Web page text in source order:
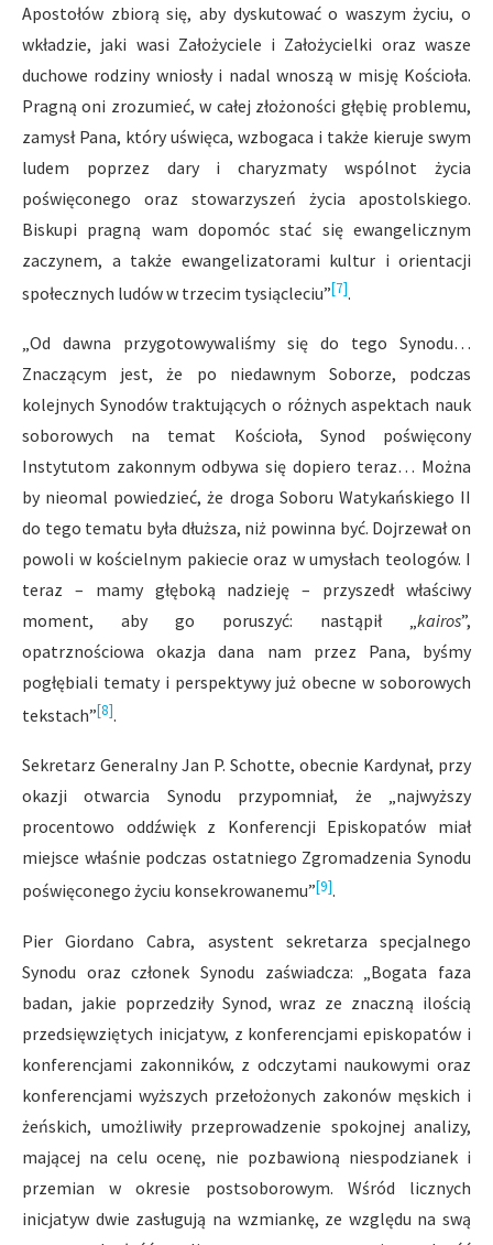
Apostołów zbiorą się, aby dyskutować o waszym życiu, o
wkładzie, jaki wasi Założyciele i Założycielki oraz wasze
duchowe rodziny wniosły i nadal wnoszą w misję Kościoła.
Pragną oni zrozumieć, w całej złożoności głębię problemu,
zamysł Pana, który uświęca, wzbogaca i także kieruje swym
ludem poprzez dary i charyzmaty wspólnot życia
poświęconego oraz stowarzyszeń życia apostolskiego.
Biskupi pragną wam dopomóc stać się ewangelicznym
zaczynem, a także ewangelizatorami kultur i orientacji
społecznych ludów w trzecim tysiącleciu”[7].
„Od dawna przygotowywaliśmy się do tego Synodu…
Znaczącym jest, że po niedawnym Soborze, podczas
kolejnych Synodów traktujących o różnych aspektach nauk
soborowych na temat Kościoła, Synod poświęcony
Instytutom zakonnym odbywa się dopiero teraz… Można
by nieomal powiedzieć, że droga Soboru Watykańskiego II
do tego tematu była dłuższa, niż powinna być. Dojrzewał on
powoli w kościelnym pakiecie oraz w umysłach teologów. I
teraz – mamy głęboką nadzieję – przyszedł właściwy
moment, aby go poruszyć: nastąpił „ kairos”,
opatrznościowa okazja dana nam przez Pana, byśmy
pogłębiali tematy i perspektywy już obecne w soborowych
tekstach”[8].
Sekretarz Generalny Jan P. Schotte, obecnie Kardynał, przy
okazji otwarcia Synodu przypomniał, że „najwyższy
procentowo oddźwięk z Konferencji Episkopatów miał
miejsce właśnie podczas ostatniego Zgromadzenia Synodu
poświęconego życiu konsekrowanemu”[9].
Pier Giordano Cabra, asystent sekretarza specjalnego
Synodu oraz członek Synodu zaświadcza: „Bogata faza
badan, jakie poprzedziły Synod, wraz ze znaczną ilością
przedsięwziętych inicjatyw, z konferencjami episkopatów i
konferencjami zakonników, z odczytami naukowymi oraz
konferencjami wyższych przełożonych zakonów męskich i
żeńskich, umożliwiły przeprowadzenie spokojnej analizy,
mającej na celu ocenę, nie pozbawioną niespodzianek i
przemian w okresie postsoborowym. Wśród licznych
inicjatyw dwie zasługują na wzmiankę, ze względu na swą